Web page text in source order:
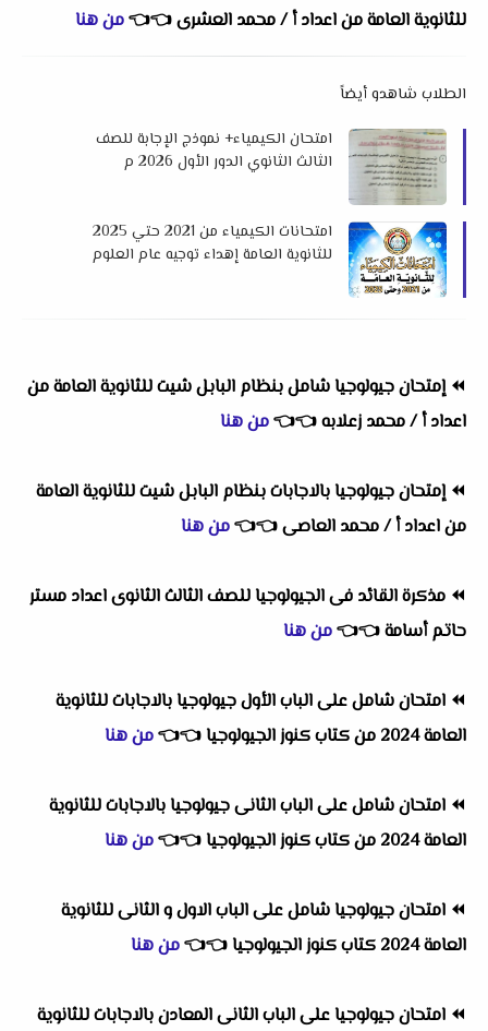
للثانوية العامة من اعداد أ / محمد العشرى👈
👈من هنا
الطلاب شاهدو أيضاً
امتحان الكيمياء+ نموذج الإجابة للصف
الثالث الثانوي الدور الأول 2026 م
امتحانات الكيمياء من 2021 حتي 2025
للثانوية العامة إهداء توجيه عام العلوم
⏪إمتحان جيولوجيا شامل بنظام البابل شيت للثانوية العامة من
اعداد أ / محمد زعلابه👈
👈من هنا
⏪إمتحان جيولوجيا بالاجابات بنظام البابل شيت للثانوية العامة
من اعداد أ / محمد العاصى👈
👈من هنا
⏪ مذكرة القائد فى الجيولوجيا للصف الثالث الثانوى اعداد مستر
حاتم أسامة👈
👈من هنا
⏪ امتحان شامل على الباب الأول جيولوجيا بالاجابات للثانوية
العامة 2024 من كتاب كنوز الجيولوجيا
👈
👈من هنا
⏪ امتحان شامل على الباب الثانى جيولوجيا بالاجابات للثانوية
العامة 2024 من كتاب كنوز الجيولوجيا
👈
👈من هنا
⏪ امتحان جيولوجيا شامل على الباب الاول و الثانى للثانوية
العامة 2024 كتاب كنوز الجيولوجيا
👈
👈من هنا
⏪ امتحان جيولوجيا على الباب الثانى المعادن بالاجابات للثانوية